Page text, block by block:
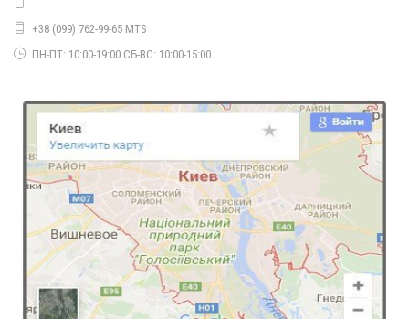
Модні літні жіночі штани білі з високою талією
480.00грн.
Жіночі модні джинси з дірками на колінах "Скіні"
410.00грн.
+38 (099) 762-99-65 MTS
ПН-ПТ: 10:00-19:00 СБ-ВС: 10:00-15:00